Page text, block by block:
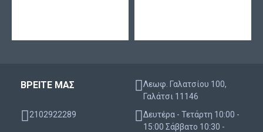
ΒΡΕΙΤΕ ΜΑΣ
Λεωφ. Γαλατσίου 100,
Γαλάτσι 11146
2102922289
Δευτέρα - Τετάρτη 10:00 -
15:00 Σάββατο 10:30 -